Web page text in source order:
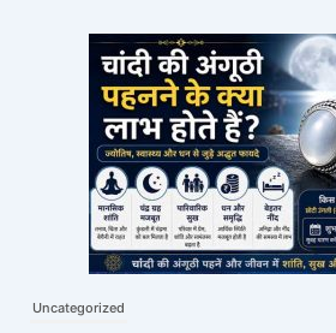
Uncategorized